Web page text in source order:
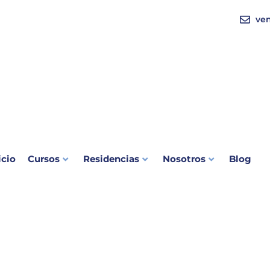
Cursos Residencias Nosotros Blog